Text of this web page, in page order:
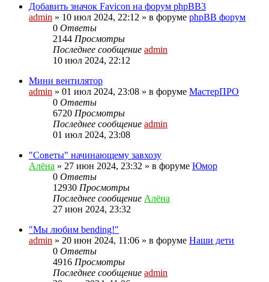
Добавить значок Favicon на форум phpBB3
admin » 10 июл 2024, 22:12 » в форуме phpBB форум
0 Ответы
2144 Просмотры
Последнее сообщение admin
10 июл 2024, 22:12
Мини вентилятор
admin » 01 июл 2024, 23:08 » в форуме МастерПРО
0 Ответы
6720 Просмотры
Последнее сообщение admin
01 июл 2024, 23:08
"Советы" начинающему завхозу
Алёна » 27 июн 2024, 23:32 » в форуме Юмор
0 Ответы
12930 Просмотры
Последнее сообщение Алёна
27 июн 2024, 23:32
"Мы любим bending!"
admin » 20 июн 2024, 11:06 » в форуме Наши дети
0 Ответы
4916 Просмотры
Последнее сообщение admin